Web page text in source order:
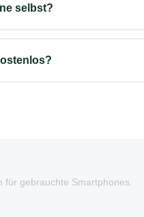
selbst?
gebrauchte Smartphones.